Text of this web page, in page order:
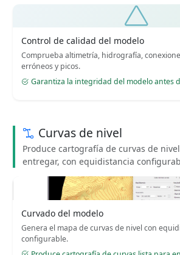
Control de calidad del modelo
Comprueba altimetría, hidrografía,
erróneos y picos.
Garantiza la integridad del modelo antes
Curvas de nivel
Produce cartografía de curvas de
entregar, con equidistancia
Curvado del modelo
Genera el mapa de curvas de nivel con
configurable.